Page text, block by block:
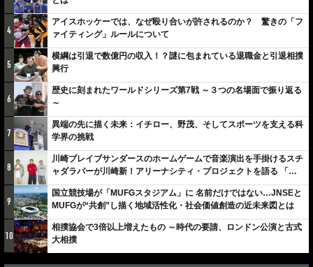
4
アイスホッケーでは、なぜ殴り合いが許されるのか？ 驚きの「フ
ァイティング」ルールについて
5
横綱は引退で数億円の収入！？謎に包まれている退職金と引退相撲
興行
6
歴史に刻まれたワールドシリーズ第7戦 ～３つの名場面で振り返る
～
7
異端の先に描く未来：イチロー、野茂、そしてスポーツを支える科
学界の挑戦
8
川崎ブレイブサンダースのホームゲームで音楽演出を手掛けるスチ
ャダラパーが川崎新！アリーナシティ・プロジェクトを語る 「楽
しみでしかないでしょ。川崎は、ずっと成長曲線だから」
9
国立競技場が「MUFGスタジアム」に 名前だけではない…JNSEと
MUFGが“共創”し描く地域活性化・社会価値創造の近未来図とは
10
相撲協会で3倍以上増えたもの ～時代の要請、ロンドン公演と古式
大相撲